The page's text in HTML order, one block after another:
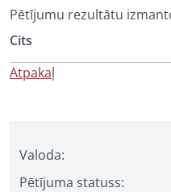
Valoda:
Pētījuma statuss:
Pētījumu rezultātu
Cits
Atpakaļ